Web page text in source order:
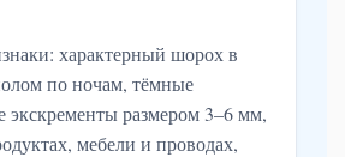
характерный шорох в
по ночам, тёмные
экскременты размером 3–6 мм,
мебели и проводах,